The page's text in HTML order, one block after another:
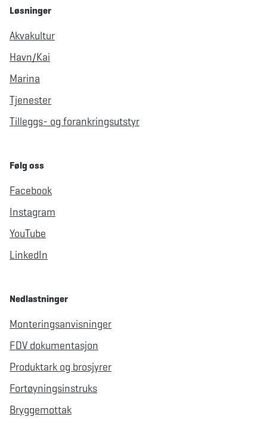
Løsninger
Akvakultur
Havn/Kai
Marina
Tjenester
Tilleggs- og forankringsutstyr
Følg oss
Facebook
Instagram
YouTube
LinkedIn
Nedlastninger
Monteringsanvisninger
FDV dokumentasjon
Produktark og brosjyrer
Fortøyningsinstruks
Bryggemottak